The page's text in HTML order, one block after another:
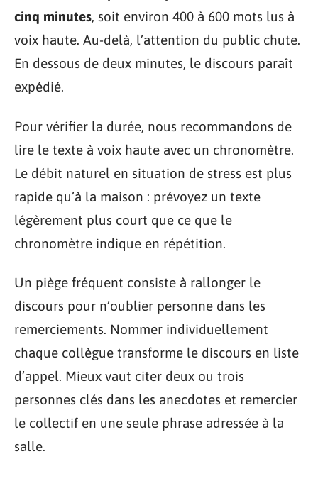
cinq minutes, soit environ 400 à 600 mots lus à
voix haute. Au-delà, l’attention du public chute.
En dessous de deux minutes, le discours paraît
expédié.
Pour vérifier la durée, nous recommandons de
lire le texte à voix haute avec un chronomètre.
Le débit naturel en situation de stress est plus
rapide qu’à la maison : prévoyez un texte
légèrement plus court que ce que le
chronomètre indique en répétition.
Un piège fréquent consiste à rallonger le
discours pour n’oublier personne dans les
remerciements. Nommer individuellement
chaque collègue transforme le discours en liste
d’appel. Mieux vaut citer deux ou trois
personnes clés dans les anecdotes et remercier
le collectif en une seule phrase adressée à la
salle.